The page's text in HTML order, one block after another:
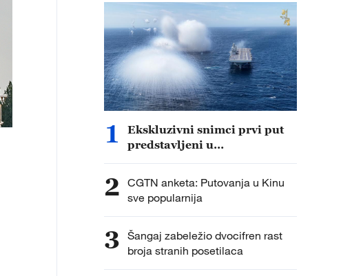
1
Ekskluzivni snimci prvi put
predstavljeni u
2 CGTN anketa: Putovanja u Kinu
sve popularnija
3 Šangaj zabeležio dvocifren rast
broja stranih posetilaca